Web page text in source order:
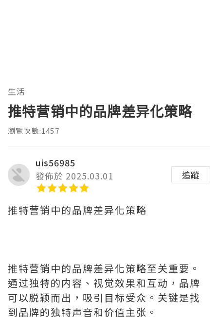
生活
推特营销中的品牌差异化策略
瀏覽次數:1457
uis56985
發佈於 2025.03.01
追蹤
推特营销中的品牌差异化策略
推特营销中的品牌差异化策略至关重要。
通过独特的内容、视觉效果和互动，品牌
可以脱颖而出，吸引目标受众。关键是找
到品牌的独特声音和价值主张。